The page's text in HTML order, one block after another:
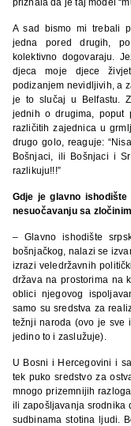
A sad bismo mi trebali
jedna pored drugih,
kolektivno dogovaraju.
djeca moje djece
podizanjem nevidljivih, a
je to slučaj u Belfastu.
jednih o drugima, poput
različitih zajednica u
drugo golo, reaguje:
Bošnjaci, ili Bošnjaci i
razlikuju!!!”
Gdje je glavno
nesuočavanju sa
– Glavno ishodište
bošnjačkog, nalazi se
izrazi veledržavnih
država na prostorima na
oblici njegovog
samo su sredstva za
težnji naroda (ovo je sve
jedino to i zaslužuje).
U Bosni i Hercegovini i
tek puko sredstvo za
mnogo prizemnijih
ili zapošljavanja srodnika
sudbinama stotina ljudi.